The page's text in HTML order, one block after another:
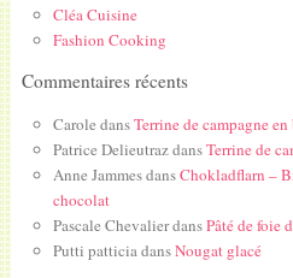
Cléa Cuisine
Fashion Cooking
Commentaires récents
Carole dansTerrine de campagne
Patrice DelieutrazdansTerrine de
Anne JammesdansChokladflarn –
chocolat
Pascale ChevalierdansPâté de foie
Putti patticiadansNougat glacé